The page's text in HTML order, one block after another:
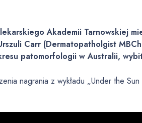
Akademii Tarnowskiej
Carr (Dermatopatholgist
patomorfologii w Australii,
nagrania z wykładu „Under the